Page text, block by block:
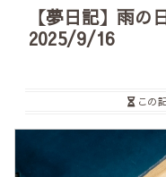
【夢日記】雨
2025/9/16
この